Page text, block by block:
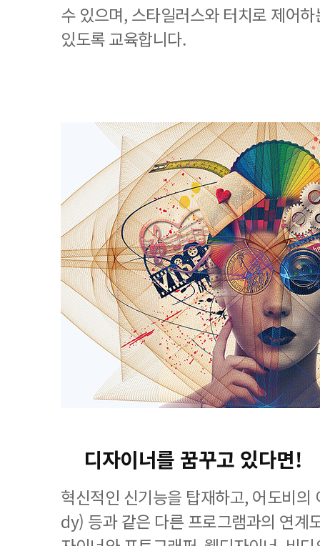
수 있으며, 스타일러스와 터치로 제어
있도록 교육합니다.
디자이너를 꿈꾸고 있다면!
혁신적인 신기능을 탑재하고, 어도비
dy) 등과 같은 다른 프로그램과의 연계